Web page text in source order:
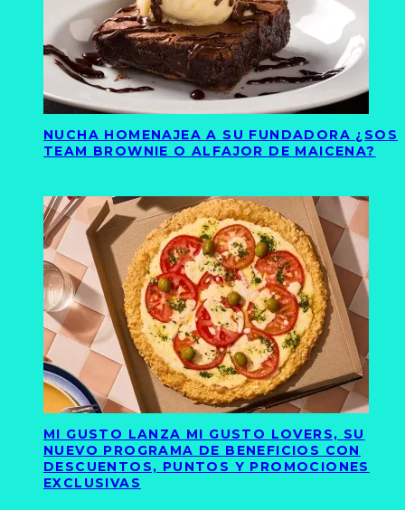
NUCHA HOMENAJEA A SU FUNDADORA ¿SOS
TEAM BROWNIE O ALFAJOR DE MAICENA?
MI GUSTO LANZA MI GUSTO LOVERS, SU
NUEVO PROGRAMA DE BENEFICIOS CON
DESCUENTOS, PUNTOS Y PROMOCIONES
EXCLUSIVAS